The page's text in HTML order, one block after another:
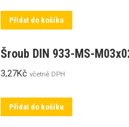
Přidat do košíku
Šroub DIN 933-MS-
3,27Kč včetně DPH
Přidat do košíku